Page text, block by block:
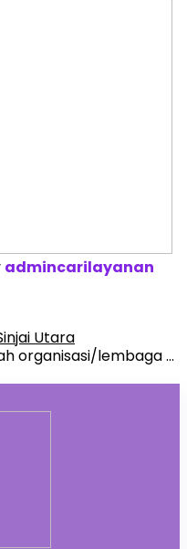
admincarilayanan
Utara
organisasi/lembaga ...